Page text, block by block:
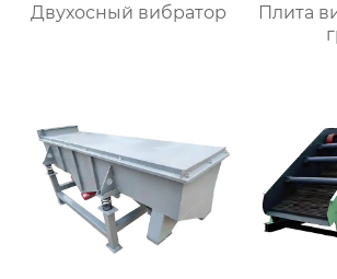
Двухосный вибратор
Плита